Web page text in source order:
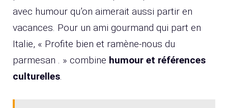
avec humour qu’on aimerait aussi partir en
vacances. Pour un ami gourmand qui part en
Italie, « Profite bien et ramène-nous du
parmesan . » combine humour et références
culturelles.